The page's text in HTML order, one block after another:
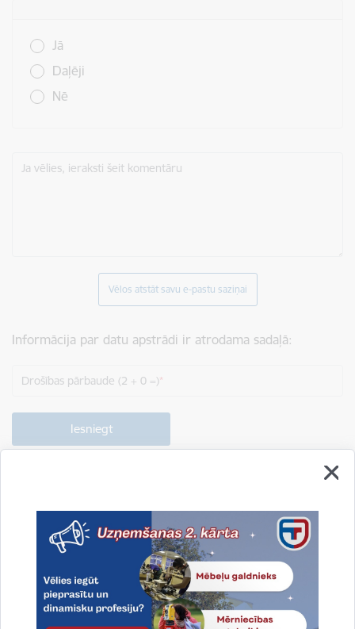
Jā
Daļēji
Nē
Ja vēlies, ieraksti šeit komentāru
Vēlos atstāt savu e-pastu saziņai
Informācija par datu apstrādi ir atrodama sadaļā:
Drošības pārbaude (2 + 0 =)